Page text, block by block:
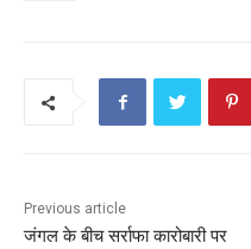
p
Previous article
जंगल के बीच सर्राफा कारोबारी पर